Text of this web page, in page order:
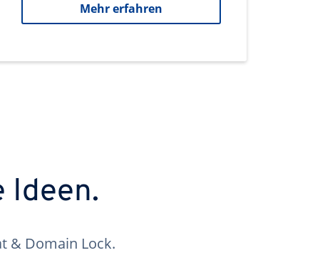
Mehr erfahren
Ideen.
& Domain Lock.